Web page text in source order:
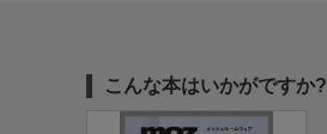
こんな本はいかがですか?